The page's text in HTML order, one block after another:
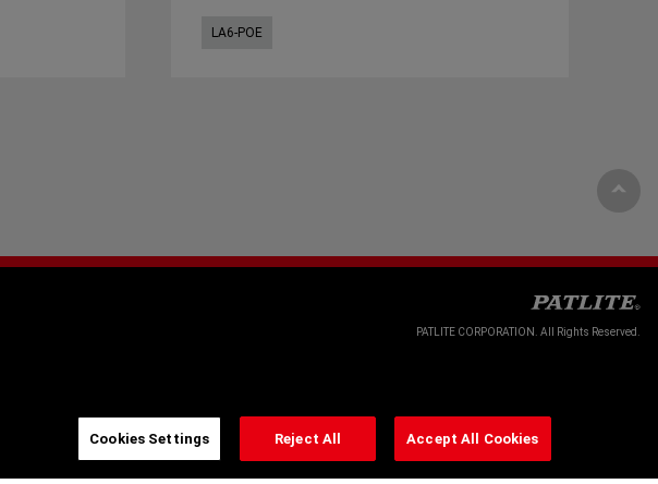
LA6-POE
PATLITE CORPORATION. All Rights Reserved.
Cookies Settings Reject All Accept All Cookies